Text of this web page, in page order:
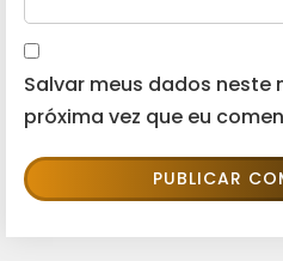
Salvar meus dados neste
próxima vez que eu